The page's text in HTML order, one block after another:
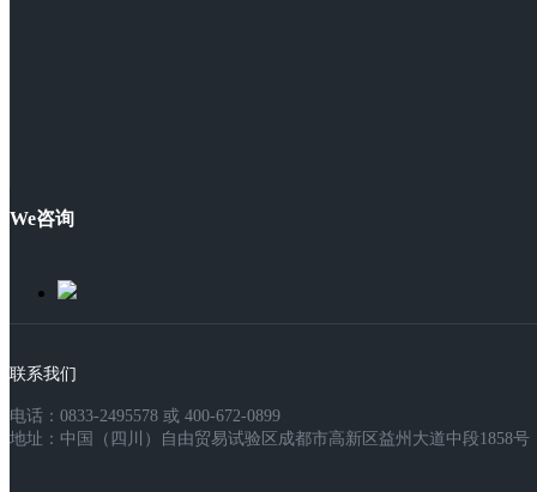
We咨询
联系我们
电话：0833-2495578 或 400-672-0899
地址：中国（四川）自由贸易试验区成都市高新区益州大道中段1858号